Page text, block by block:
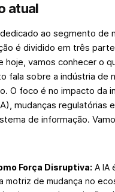
atual
ao segmento de
é dividido em três
hoje, vamos conhecer o
fala sobre a indústria de
O foco é no impacto da
mudanças regulatórias
de informação.
Força Disruptiva: A IA
motriz de mudança no